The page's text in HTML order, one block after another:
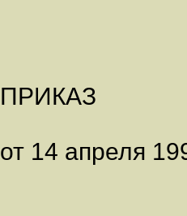
ПРИКАЗ
от 14 апреля